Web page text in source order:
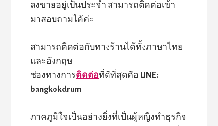
ลงขายอยู่เป็นประจำ สามารถติดต่อเข้า
มาสอบถามได้ค่ะ
สามารถติดต่อกับทางร้านได้ทั้งภาษาไทย
และอังกฤษ
ช่องทางการติดต่อที่ดีที่สุดคือ LINE:
bangkokdrum
ภาคภูมิใจเป็นอย่างยิ่งที่เป็นผู้หญิงทำธุรกิจ